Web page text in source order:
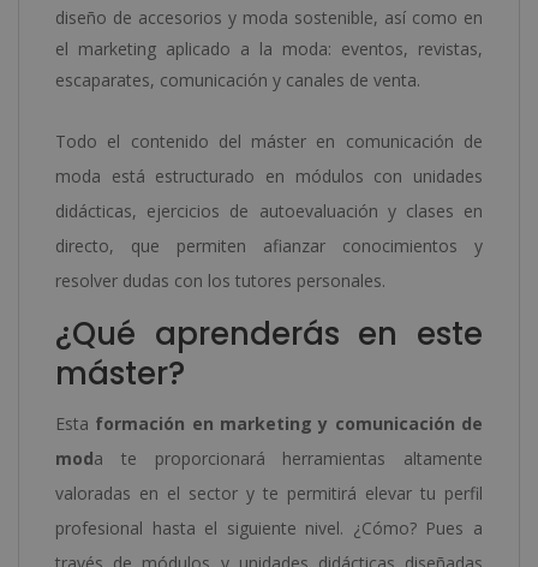
diseño de accesorios y moda sostenible, así como en
el marketing aplicado a la moda: eventos, revistas,
escaparates, comunicación y canales de venta.
Todo el contenido del máster en comunicación de
moda está estructurado en módulos con unidades
didácticas, ejercicios de autoevaluación y clases en
directo, que permiten afianzar conocimientos y
resolver dudas con los tutores personales.
¿Qué aprenderás en este
máster?
Esta formación en marketing y comunicación de
moda te proporcionará herramientas altamente
valoradas en el sector y te permitirá elevar tu perfil
profesional hasta el siguiente nivel. ¿Cómo? Pues a